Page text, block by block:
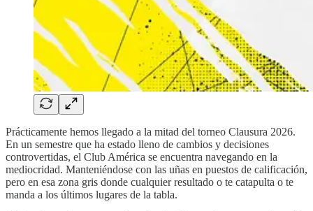
Prácticamente hemos llegado a la mitad del torneo Clausura 2026.
En un semestre que ha estado lleno de cambios y decisiones
controvertidas, el Club América se encuentra navegando en la
mediocridad. Manteniéndose con las uñas en puestos de calificación,
pero en esa zona gris donde cualquier resultado o te catapulta o te
manda a los últimos lugares de la tabla.